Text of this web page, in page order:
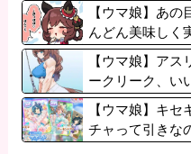
【ウマ娘】あ
んどん美味しく
【ウマ娘】ア
ークリーク、い
【ウマ娘】キ
チャって引きな